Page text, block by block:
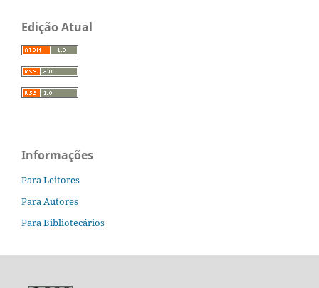
Edição Atual
Informações
Para Leitores
Para Autores
Para Bibliotecários